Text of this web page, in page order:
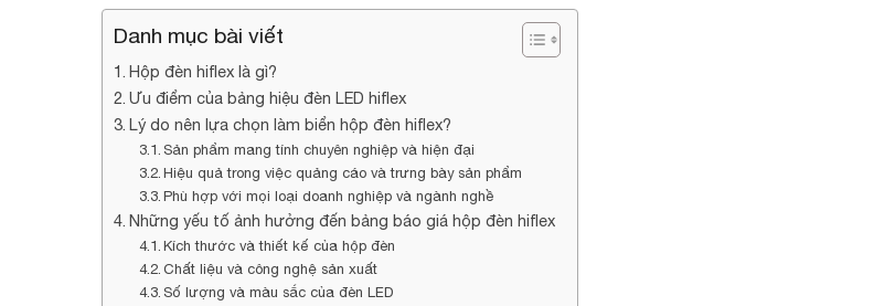
Danh mục bài viết
Hộp đèn hiflex là gì?
Ưu điểm của bảng hiệu đèn LED hiflex
Lý do nên lựa chọn làm biển hộp đèn hiflex?
Sản phẩm mang tính chuyên nghiệp và hiện đại
Hiệu quả trong việc quảng cáo và trưng bày sản phẩm
Phù hợp với mọi loại doanh nghiệp và ngành nghề
Những yếu tố ảnh hưởng đến bảng báo giá hộp đèn hiflex
Kích thước và thiết kế của hộp đèn
Chất liệu và công nghệ sản xuất
Số lượng và màu sắc của đèn LED